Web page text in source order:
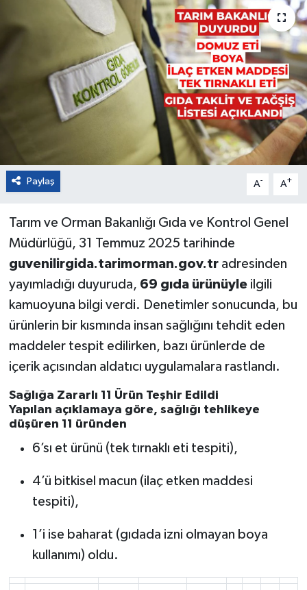
Paylaş A- A+
Tarım ve Orman Bakanlığı Gıda ve Kontrol Genel
Müdürlüğü, 31 Temmuz 2025 tarihinde
guvenilirgida.tarimorman.gov.tradresinden
yayımladığı duyuruda, 69 gıda ürünüyleilgili
kamuoyuna bilgi verdi. Denetimler sonucunda, bu
ürünlerin bir kısmında insan sağlığını tehdit eden
maddeler tespit edilirken, bazı ürünlerde de
içerik açısından aldatıcı uygulamalara rastlandı.
Sağlığa Zararlı 11 Ürün Teşhir Edildi
Yapılan açıklamaya göre, sağlığı tehlikeye
düşüren 11 üründen
6’sı et ürünü (tek tırnaklı eti tespiti),
4’ü bitkisel macun (ilaç etken maddesi
tespiti),
1’i ise baharat (gıdada izni olmayan boya
kullanımı) oldu.